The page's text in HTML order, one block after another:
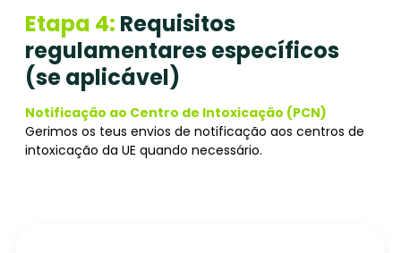
Etapa 4: Requisitos
regulamentares específicos
(se aplicável)
Notificação ao Centro de Intoxicação (PCN)
Gerimos os teus envios de notificação aos centros de
intoxicação da UE quando necessário.